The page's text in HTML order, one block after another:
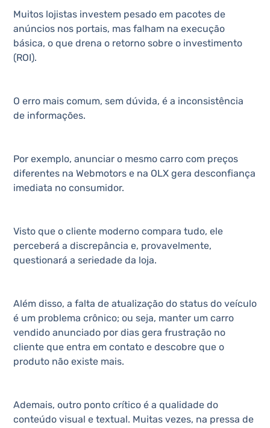
Muitos lojistas investem pesado em pacotes de
anúncios nos portais, mas falham na execução
básica, o que drena o retorno sobre o investimento
(ROI).
O erro mais comum, sem dúvida, é a inconsistência
de informações.
Por exemplo, anunciar o mesmo carro com preços
diferentes na Webmotors e na OLX gera desconfiança
imediata no consumidor.
Visto que o cliente moderno compara tudo, ele
perceberá a discrepância e, provavelmente,
questionará a seriedade da loja.
Além disso, a falta de atualização do status do veículo
é um problema crônico; ou seja, manter um carro
vendido anunciado por dias gera frustração no
cliente que entra em contato e descobre que o
produto não existe mais.
Ademais, outro ponto crítico é a qualidade do
conteúdo visual e textual. Muitas vezes, na pressa de